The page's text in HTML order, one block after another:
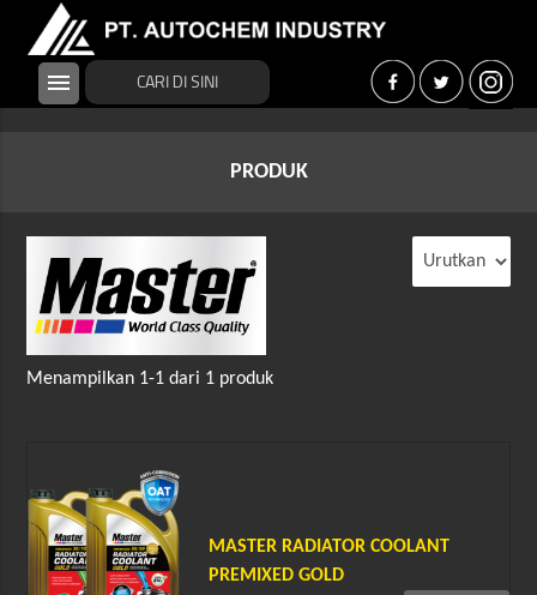
menu
PRODUK
Menampilkan 1-1 dari 1 produk
MASTER RADIATOR COOLANT
PREMIXED GOLD